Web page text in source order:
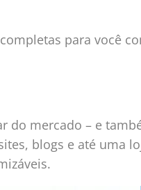
para você
do mercado – e
blogs e até uma